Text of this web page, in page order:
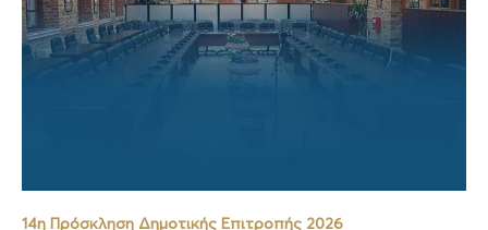
14η Πρόσκληση Δημοτικής Επιτροπής 2026